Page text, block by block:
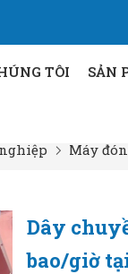
TÔI SẢN
Máy
Dây
bao/giờ